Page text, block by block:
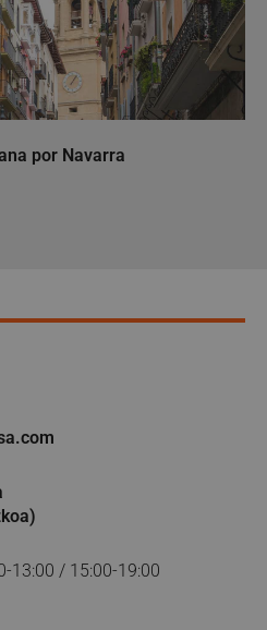
por Navarra
13:00 / 15:00-19:00